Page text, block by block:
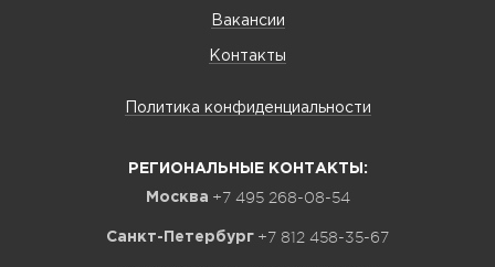
Вакансии
Контакты
Политика конфиденциальности
РЕГИОНАЛЬНЫЕ КОНТАКТЫ:
Москва +7 495 268-08-54
Санкт-Петербург +7 812 458-35-67